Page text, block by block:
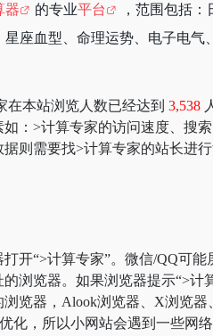
器 的专业平台 ，范围包括：
星座血型、命理运势、电子电气
在本站浏览人数已经达到 3,538
：>计算专家的访问速度、搜
则需要找>计算专家的站长进
开“>计算专家”。微信/QQ可
浏览器。如果浏览器提示“>
览器，Alook浏览器、X浏览
化，所以小网站会遇到一些网